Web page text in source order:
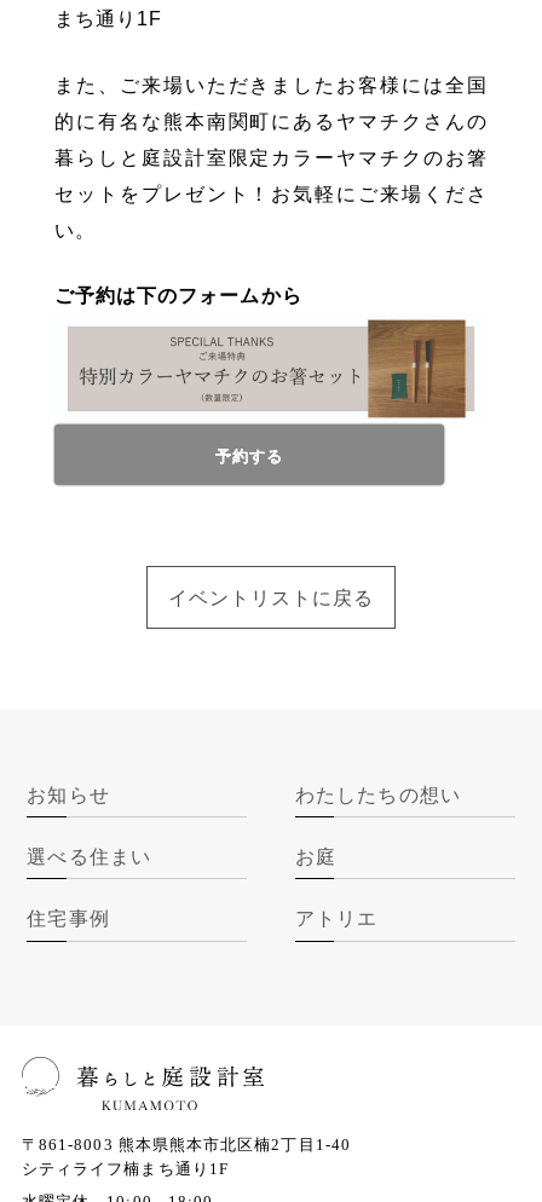
まち通り1F
また、ご来場いただきましたお客様には全国
的に有名な熊本南関町にあるヤマチクさんの
暮らしと庭設計室限定カラーヤマチクのお箸
セットをプレゼント！お気軽にご来場くださ
い。
ご予約は下のフォームから
予約する
イベントリストに戻る
お知らせ わたしたちの想い
選べる住まい お庭
住宅事例 アトリエ
〒861-8003 熊本県熊本市北区楠2丁目1-40
シティライフ楠まち通り1F